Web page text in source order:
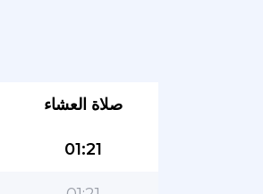
صلاة العشاء
01:21